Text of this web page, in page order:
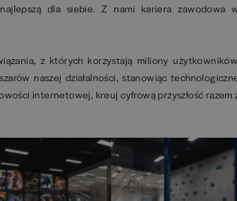
dla siebie. Z nami kariera zawodowa
z których korzystają miliony
naszej działalności, stanowiąc
internetowej, kreuj cyfrową przyszłość razem